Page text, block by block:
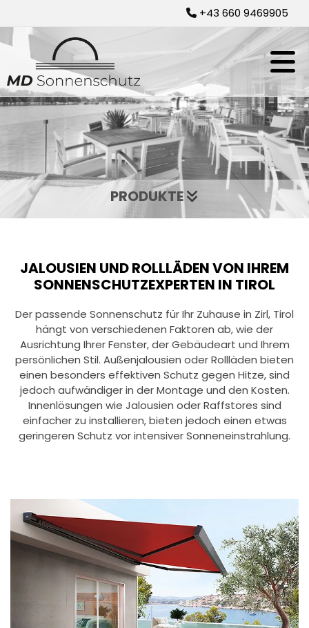
 +43 660 9469905
PRODUKTE
JALOUSIEN UND ROLLLÄDEN VON IHREM
SONNENSCHUTZEXPERTEN IN TIROL
Der passende Sonnenschutz für Ihr Zuhause in Zirl, Tirol
hängt von verschiedenen Faktoren ab, wie der
Ausrichtung Ihrer Fenster, der Gebäudeart und Ihrem
persönlichen Stil. Außenjalousien oder Rollläden bieten
einen besonders effektiven Schutz gegen Hitze, sind
jedoch aufwändiger in der Montage und den Kosten.
Innenlösungen wie Jalousien oder Raffstores sind
einfacher zu installieren, bieten jedoch einen etwas
geringeren Schutz vor intensiver Sonneneinstrahlung.